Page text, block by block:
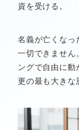
資を受ける。
名義が亡くなっ
一切できません
ングで自由に
更の最も大きな